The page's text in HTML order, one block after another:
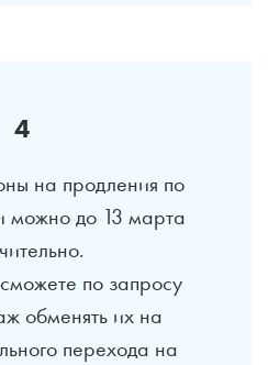
4
на продления по
можно до 13 марта
по запросу
обменять их на
перехода на